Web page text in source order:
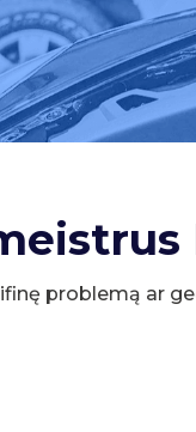
problemą ar